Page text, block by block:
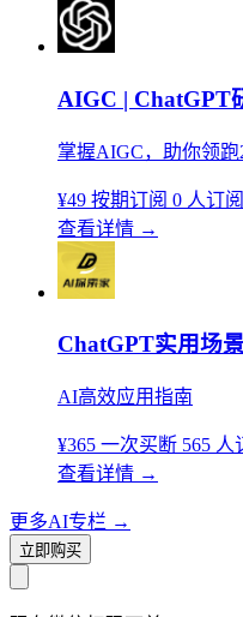
AIGC | ChatGPT
掌握AIGC，助你领跑
¥49 按期订阅 0 人订阅
查看详情 →
ChatGPT实用场
AI高效应用指南
¥365 一次买断 565 人
查看详情 →
更多AI专栏 →
立即购买